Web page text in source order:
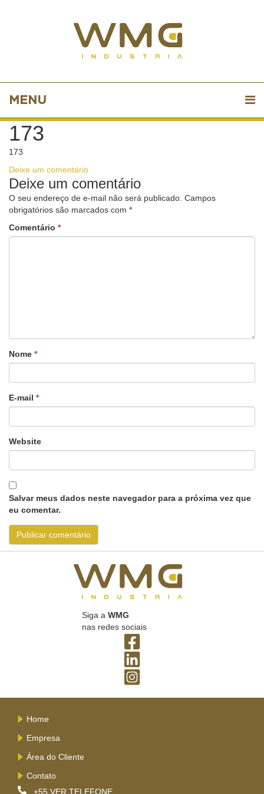
MENU
173
173
Deixe um comentário
Deixe um comentário
O seu endereço de e-mail não será publicado. Campos
obrigatórios são marcados com *
Comentário *
Nome *
E-mail *
Website
Salvar meus dados neste navegador para a próxima vez que
eu comentar.
Siga a WMG
nas redes sociais
Home
Empresa
Área do Cliente
Contato
+55 VER TELEFONE